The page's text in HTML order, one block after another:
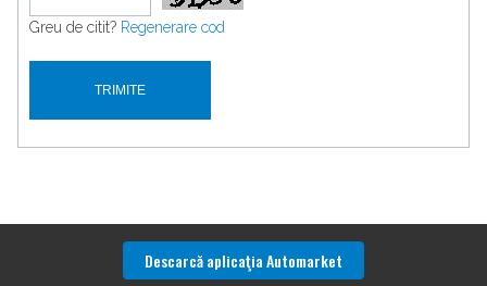
Greu de citit? Regenerare cod
Descarcă aplicaţia Automarket